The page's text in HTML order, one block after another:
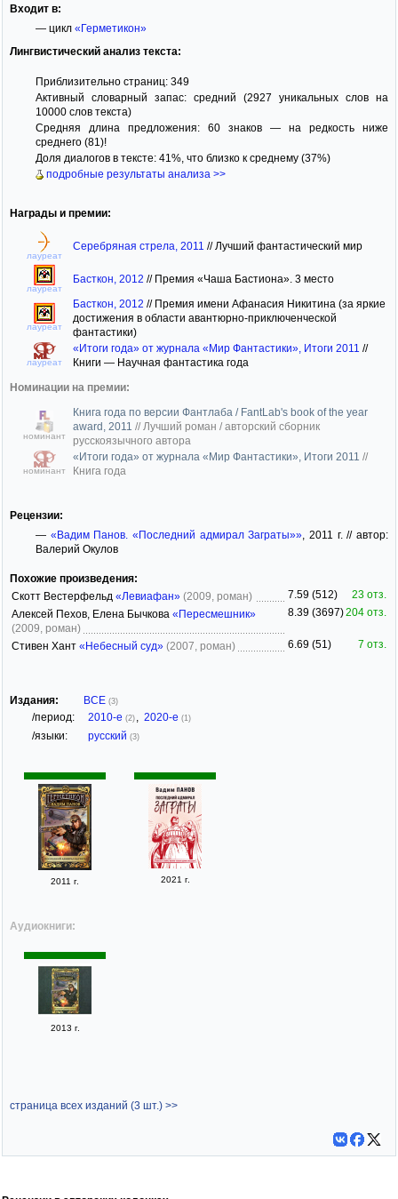
Входит в:
— цикл «Герметикон»
Лингвистический анализ текста:
Приблизительно страниц: 349
Активный словарный запас: средний (2927 уникальных слов на
10000 слов текста)
Средняя длина предложения: 60 знаков — на редкость ниже
среднего (81)!
Доля диалогов в тексте: 41%, что близко к среднему (37%)
подробные результаты анализа >>
Награды и премии:
лауреат
Серебряная стрела, 2011 // Лучший фантастический мир
лауреат
Басткон, 2012 // Премия «Чаша Бастиона». 3 место
лауреат
Басткон, 2012 // Премия имени Афанасия Никитина (за яркие
достижения в области авантюрно-приключенческой
фантастики)
лауреат
«Итоги года» от журнала «Мир Фантастики», Итоги 2011 //
Книги — Научная фантастика года
Номинации на премии:
номинант
Книга года по версии Фантлаба / FantLab's book of the year
award, 2011 // Лучший роман / авторский сборник
русскоязычного автора
номинант
«Итоги года» от журнала «Мир Фантастики», Итоги 2011 //
Книга года
Рецензии:
— «Вадим Панов. «Последний адмирал Заграты»» , 2011 г. // автор:
Валерий Окулов
Похожие произведения:
Скотт Вестерфельд «Левиафан» (2009, роман) 7.59 (512)
23 отз.
Алексей Пехов, Елена Бычкова «Пересмешник»
(2009, роман)
8.39 (3697)204 отз.
Стивен Хант «Небесный суд» (2007, роман) 6.69 (51) 7 отз.
Издания: ВСЕ (3)
/период: 2010-е (2) , 2020-е (1)
/языки: русский (3)
2011 г. 2021 г.
Аудиокниги:
2013 г.
страница всех изданий (3 шт.) >>